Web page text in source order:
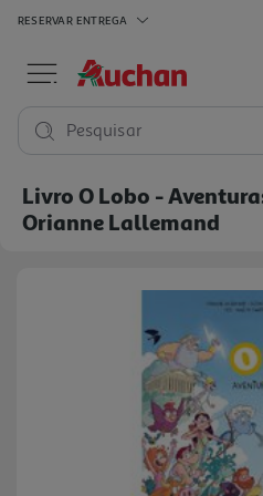
RESERVAR ENTREGA
Pesquisar
Livro O Lobo -
Orianne Lallemand